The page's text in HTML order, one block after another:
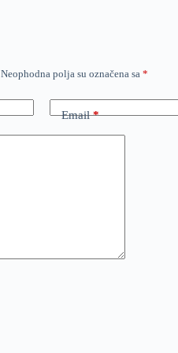
Neophodna polja su označena sa *
Email*